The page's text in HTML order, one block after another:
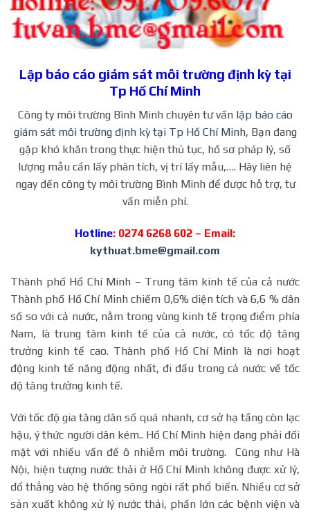
Lập báo cáo giám sát môi trường định kỳ tại
Tp Hồ Chí Minh
Công ty môi trường Bình Minh chuyên tư vấn lập báo cáo
giám sát môi trường định kỳ tại Tp Hồ Chí Minh, Bạn đang
gặp khó khăn trong thực hiện thủ tục, hồ sơ pháp lý, số
lượng mẫu cần lấy phân tích, vị trí lấy mẫu,…. Hãy liên hệ
ngay đến công ty môi trường Bình Minh để được hỗ trợ, tư
vấn miễn phí.
Hotline: 0274 6268 602 – Email:
kythuat.bme@gmail.com
Thành phố Hồ Chí Minh – Trung tâm kinh tế của cả nước
Thành phố Hồ Chí Minh chiếm 0,6% diện tích và 6,6 % dân
số so với cả nước, nằm trong vùng kinh tế trọng điểm phía
Nam, là trung tâm kinh tế của cả nước, có tốc độ tăng
trưởng kinh tế cao. Thành phố Hồ Chí Minh là nơi hoạt
động kinh tế năng động nhất, đi đầu trong cả nước về tốc
độ tăng trưởng kinh tế.
Với tốc độ gia tăng dân số quá nhanh, cơ sở hạ tầng còn lạc
hậu, ý thức người dân kém.. Hồ Chí Minh hiện đang phải đối
mặt với nhiều vấn đề ô nhiễm môi trường. Cũng như Hà
Nội, hiện tượng nước thải ở Hồ Chí Minh không được xử lý,
đổ thẳng vào hệ thống sông ngòi rất phổ biến. Nhiều cơ sở
sản xuất không xử lý nước thải, phần lớn các bệnh viện và